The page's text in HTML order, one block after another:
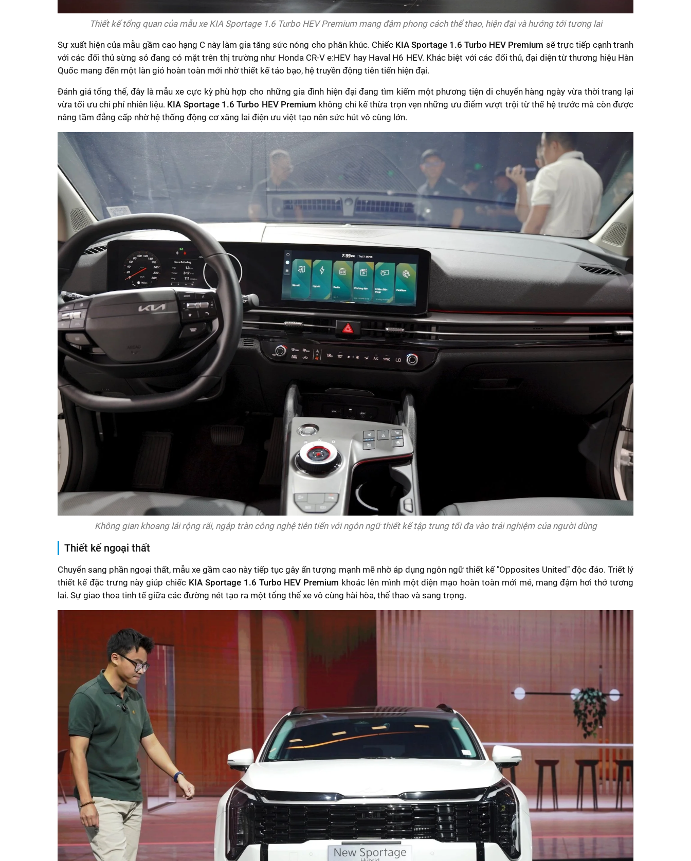
Thiết kế tổng quan của mẫu xe KIA Sportage 1.6 Turbo HEV Premium mang đậm phong cách thể thao, hiện đại và hướng tới tương lai
Sự xuất hiện của mẫu gầm cao hạng C này làm gia tăng sức nóng cho phân khúc. Chiếc KIA Sportage 1.6 Turbo HEV Premium sẽ trực tiếp cạnh tranh
với các đối thủ sừng sỏ đang có mặt trên thị trường như Honda CR-V e:HEV hay Haval H6 HEV. Khác biệt với các đối thủ, đại diện từ thương hiệu Hàn
Quốc mang đến một làn gió hoàn toàn mới nhờ thiết kế táo bạo, hệ truyền động tiên tiến hiện đại.
Đánh giá tổng thể, đây là mẫu xe cực kỳ phù hợp cho những gia đình hiện đại đang tìm kiếm một phương tiện di chuyển hàng ngày vừa thời trang lại
vừa tối ưu chi phí nhiên liệu. KIA Sportage 1.6 Turbo HEV Premium không chỉ kế thừa trọn vẹn những ưu điểm vượt trội từ thế hệ trước mà còn được
nâng tầm đẳng cấp nhờ hệ thống động cơ xăng lai điện ưu việt tạo nên sức hút vô cùng lớn.
Không gian khoang lái rộng rãi, ngập tràn công nghệ tiên tiến với ngôn ngữ thiết kế tập trung tối đa vào trải nghiệm của người dùng
Thiết kế ngoại thất
Chuyển sang phần ngoại thất, mẫu xe gầm cao này tiếp tục gây ấn tượng mạnh mẽ nhờ áp dụng ngôn ngữ thiết kế "Opposites United" độc đáo. Triết lý
thiết kế đặc trưng này giúp chiếc KIA Sportage 1.6 Turbo HEV Premium khoác lên mình một diện mạo hoàn toàn mới mẻ, mang đậm hơi thở tương
lai. Sự giao thoa tinh tế giữa các đường nét tạo ra một tổng thể xe vô cùng hài hòa, thể thao và sang trọng.